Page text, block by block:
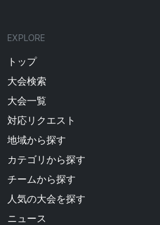
EXPLORE
トップ
大会検索
大会一覧
対応リクエスト
地域から探す
カテゴリから探す
チームから探す
人気の大会を探す
ニュース